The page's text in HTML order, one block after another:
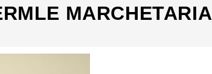
MARCHETARIA